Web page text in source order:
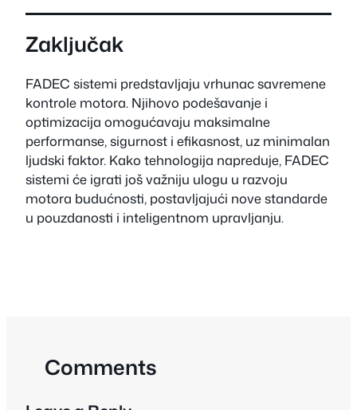
Zaključak
FADEC sistemi predstavljaju vrhunac savremene
kontrole motora. Njihovo podešavanje i
optimizacija omogućavaju maksimalne
performanse, sigurnost i efikasnost, uz minimalan
ljudski faktor. Kako tehnologija napreduje, FADEC
sistemi će igrati još važniju ulogu u razvoju
motora budućnosti, postavljajući nove standarde
u pouzdanosti i inteligentnom upravljanju.
Comments